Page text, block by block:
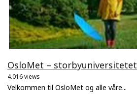
OsloMet – storbyuniversitetet
4.016 views
Velkommen til OsloMet og alle våre...